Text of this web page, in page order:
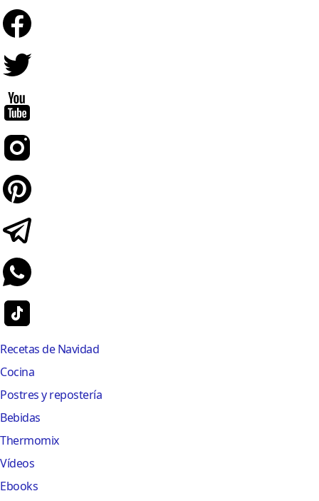
Recetas de Navidad
Cocina
Postres y repostería
Bebidas
Thermomix
Vídeos
Ebooks